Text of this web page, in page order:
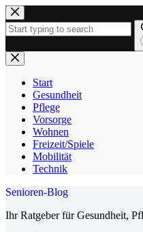
Zum
Inhalt
springen
Keine
Ergebnisse
Start
Gesundheit
Pflege
Vorsorge
Wohnen
Freizeit/Spiele
Mobilität
Technik
Senioren-Blog
Ihr Ratgeber für Gesundheit,